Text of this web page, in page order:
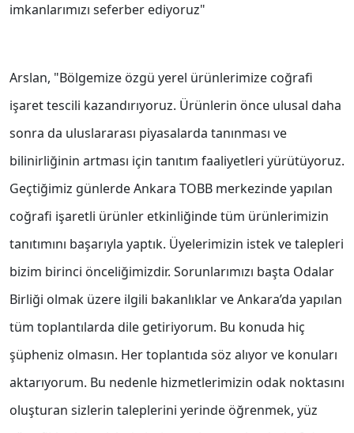
imkanlarımızı seferber ediyoruz"
Arslan, "Bölgemize özgü yerel ürünlerimize coğrafi
işaret tescili kazandırıyoruz. Ürünlerin önce ulusal daha
sonra da uluslararası piyasalarda tanınması ve
bilinirliğinin artması için tanıtım faaliyetleri yürütüyoruz.
Geçtiğimiz günlerde Ankara TOBB merkezinde yapılan
coğrafi işaretli ürünler etkinliğinde tüm ürünlerimizin
tanıtımını başarıyla yaptık. Üyelerimizin istek ve talepleri
bizim birinci önceliğimizdir. Sorunlarımızı başta Odalar
Birliği olmak üzere ilgili bakanlıklar ve Ankara’da yapılan
tüm toplantılarda dile getiriyorum. Bu konuda hiç
şüpheniz olmasın. Her toplantıda söz alıyor ve konuları
aktarıyorum. Bu nedenle hizmetlerimizin odak noktasını
oluşturan sizlerin taleplerini yerinde öğrenmek, yüz